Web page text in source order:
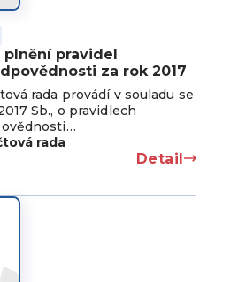
plnění pravidel
za rok 2017
rada provádí v souladu se
Sb., o pravidlech
rada
Detail